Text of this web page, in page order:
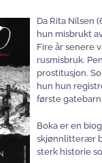
Da Rita Nilsen
hun misbrukt
Fire år senere
rusmisbruk.
prostitusjon.
hun hun
første gatebarn.
Boka er en
skjønnlitterær
sterk historie